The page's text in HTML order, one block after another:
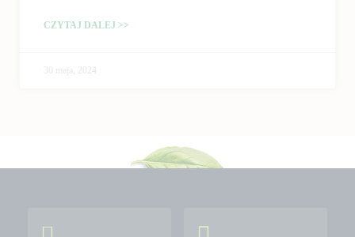
CZYTAJ DALEJ >>
30 maja, 2024